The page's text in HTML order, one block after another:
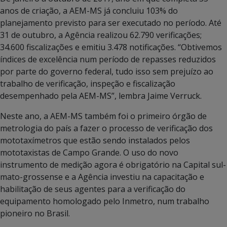
anos de criação, a AEM-MS já concluiu 103% do
planejamento previsto para ser executado no período. Até
31 de outubro, a Agência realizou 62.790 verificações;
34.600 fiscalizações e emitiu 3.478 notificações. “Obtivemos
índices de excelência num período de repasses reduzidos
por parte do governo federal, tudo isso sem prejuízo ao
trabalho de verificação, inspeção e fiscalização
desempenhado pela AEM-MS”, lembra Jaime Verruck.
Neste ano, a AEM-MS também foi o primeiro órgão de
metrologia do país a fazer o processo de verificação dos
mototaxímetros que estão sendo instalados pelos
mototaxistas de Campo Grande. O uso do novo
instrumento de medição agora é obrigatório na Capital sul-
mato-grossense e a Agência investiu na capacitação e
habilitação de seus agentes para a verificação do
equipamento homologado pelo Inmetro, num trabalho
pioneiro no Brasil.